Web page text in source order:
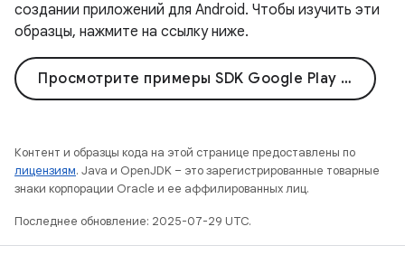
создании приложений для Android. Чтобы изучить эти
образцы, нажмите на ссылку ниже.
Просмотрите примеры SDK Google Play Games C++ на GitHub
Контент и образцы кода на этой странице предоставлены по
лицензиям. Java и OpenJDK – это зарегистрированные товарные
знаки корпорации Oracle и ее аффилированных лиц.
Последнее обновление: 2025-07-29 UTC.